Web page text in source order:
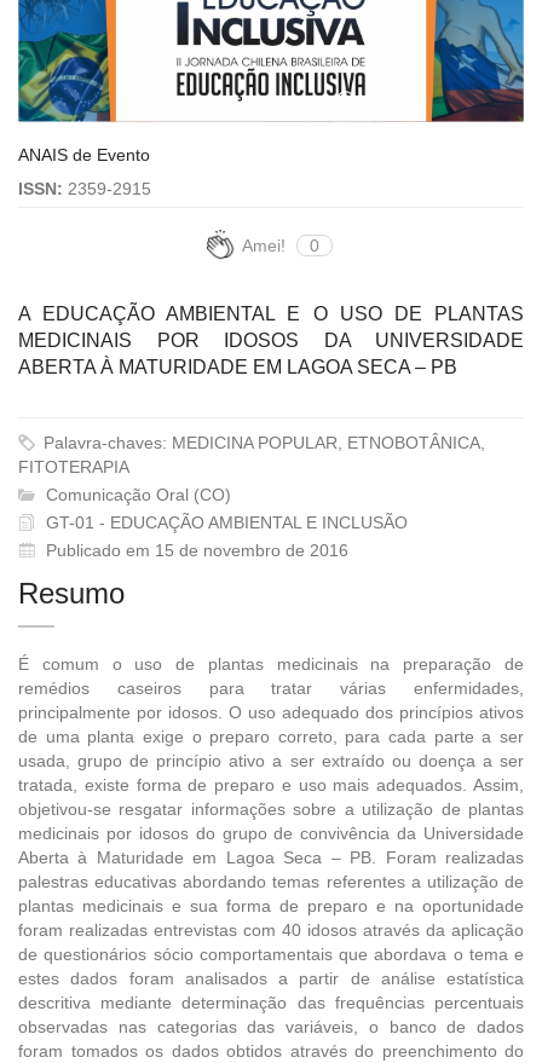
ANAIS de Evento
ISSN: 2359-2915
Amei! 0
A EDUCAÇÃO AMBIENTAL E O USO DE PLANTAS
MEDICINAIS POR IDOSOS DA UNIVERSIDADE
ABERTA À MATURIDADE EM LAGOA SECA – PB
Palavra-chaves: MEDICINA POPULAR, ETNOBOTÂNICA,
FITOTERAPIA
Comunicação Oral (CO)
GT-01 - EDUCAÇÃO AMBIENTAL E INCLUSÃO
Publicado em 15 de novembro de 2016
Resumo
É comum o uso de plantas medicinais na preparação de
remédios caseiros para tratar várias enfermidades,
principalmente por idosos. O uso adequado dos princípios ativos
de uma planta exige o preparo correto, para cada parte a ser
usada, grupo de princípio ativo a ser extraído ou doença a ser
tratada, existe forma de preparo e uso mais adequados. Assim,
objetivou-se resgatar informações sobre a utilização de plantas
medicinais por idosos do grupo de convivência da Universidade
Aberta à Maturidade em Lagoa Seca – PB. Foram realizadas
palestras educativas abordando temas referentes a utilização de
plantas medicinais e sua forma de preparo e na oportunidade
foram realizadas entrevistas com 40 idosos através da aplicação
de questionários sócio comportamentais que abordava o tema e
estes dados foram analisados a partir de análise estatística
descritiva mediante determinação das frequências percentuais
observadas nas categorias das variáveis, o banco de dados
foram tomados os dados obtidos através do preenchimento do